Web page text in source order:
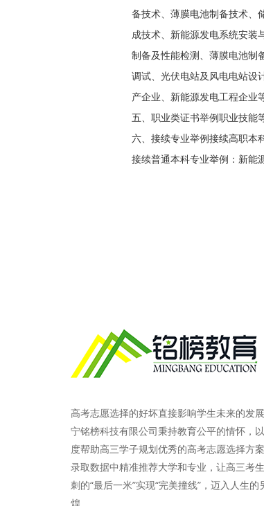
备技术、薄膜电池制备技术、
成技术、新能源发电系统安装
制备及性能检测、薄膜电池制
调试、光伏电站及风电电站设
产企业、新能源发电工程企业
五、职业类证书举例职业技能
六、接续专业举例接续高职本
接续普通本科专业举例：新能
高考志愿选择的好坏直接影响学生未来的发
宁铭榜科技有限公司秉持教育公平的情怀，
度帮助高三学子规划优秀的高考志愿选择方
录取数据中精准推荐大学和专业，让高三考
刺的“最后一米”实现“完美撞线”，迈入人生的
煌